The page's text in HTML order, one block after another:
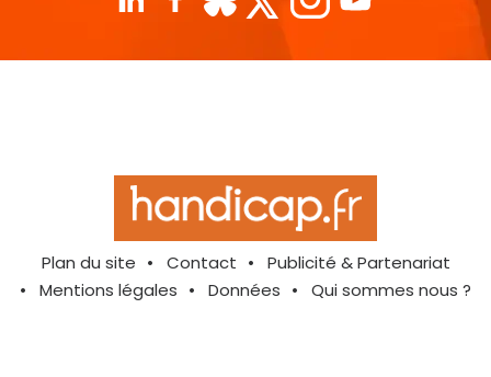
Plan du site Contact
Publicité & Partenariat
Mentions légales
Données Qui sommes nous ?